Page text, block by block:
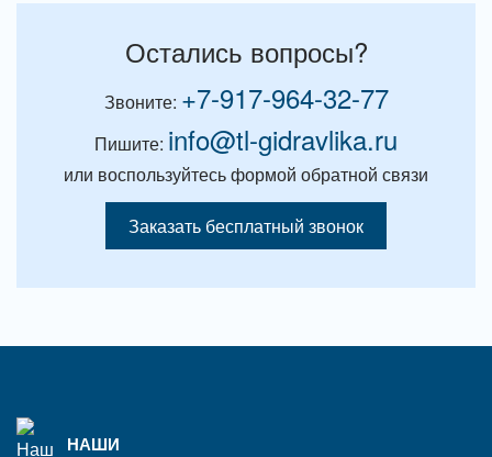
Остались вопросы?
Звоните: +7-917-964-32-77
Пишите: info@tl-gidravlika.ru
или воспользуйтесь формой обратной связи
Заказать бесплатный звонок
НАШИ